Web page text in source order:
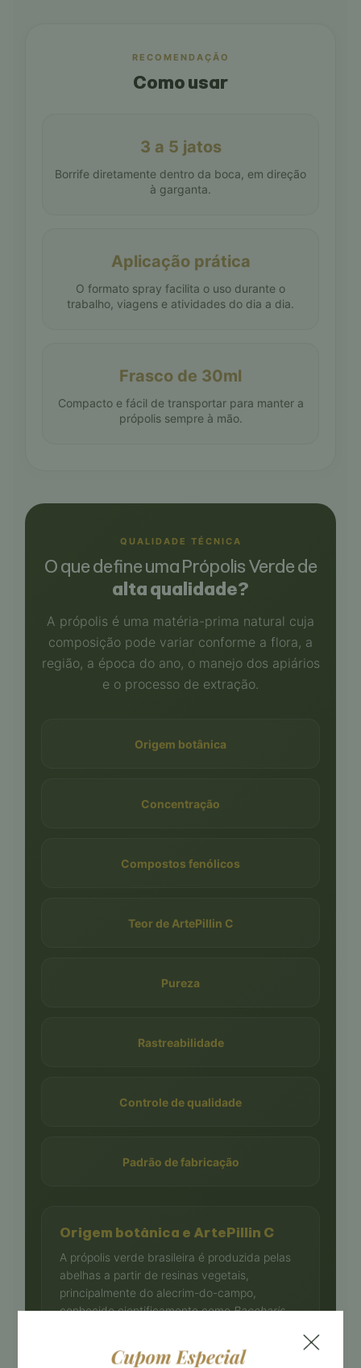
RECOMENDAÇÃO
Como usar
3 a 5 jatos
Borrife diretamente dentro da boca, em direção
à garganta.
Aplicação prática
O formato spray facilita o uso durante o
trabalho, viagens e atividades do dia a dia.
Frasco de 30ml
Compacto e fácil de transportar para manter a
própolis sempre à mão.
QUALIDADE TÉCNICA
O que define uma Própolis Verde de
alta qualidade?
A própolis é uma matéria-prima natural cuja
composição pode variar conforme a flora, a
região, a época do ano, o manejo dos apiários
e o processo de extração.
Origem botânica
Concentração
Compostos fenólicos
Teor de ArtePillin C
Pureza
Rastreabilidade
Controle de qualidade
Padrão de fabricação
Origem botânica e ArtePillin C
A própolis verde brasileira é produzida pelas
abelhas a partir de resinas vegetais,
principalmente do alecrim-do-campo,
conhecido cientificamente comoBaccharis
Essa origem favorece a presença do ArtePillin